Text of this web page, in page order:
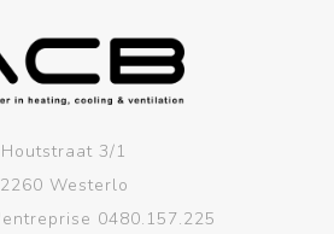
Houtstraat 3/1
2260 Westerlo
0480.157.225